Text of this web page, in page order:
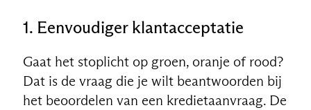
1. Eenvoudiger klantacceptatie
Gaat het stoplicht op groen, oranje of rood?
Dat is de vraag die je wilt beantwoorden bij
het beoordelen van een kredietaanvraag. De